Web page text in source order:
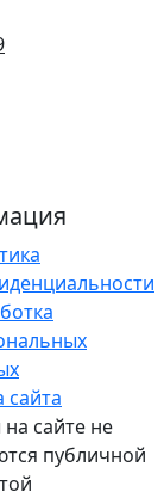
сайта
сайте не
публичной